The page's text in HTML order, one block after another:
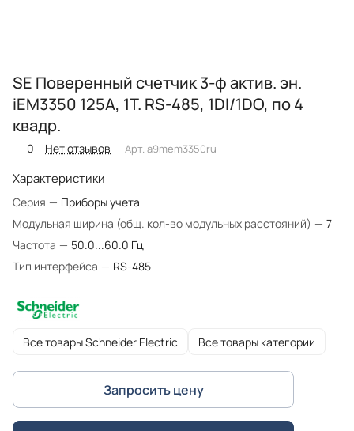
SE Поверенный счетчик 3-ф актив. эн.
iEM3350 125A, 1Т. RS-485, 1DI/1DO, по 4
квадр.
0 Нет отзывов Арт. a9mem3350ru
Характеристики
Серия — Приборы учета
Модульная ширина (общ. кол-во модульных расстояний) — 7
Частота — 50.0...60.0 Гц
Тип интерфейса — RS-485
Все товары Schneider Electric Все товары категории
Запросить цену